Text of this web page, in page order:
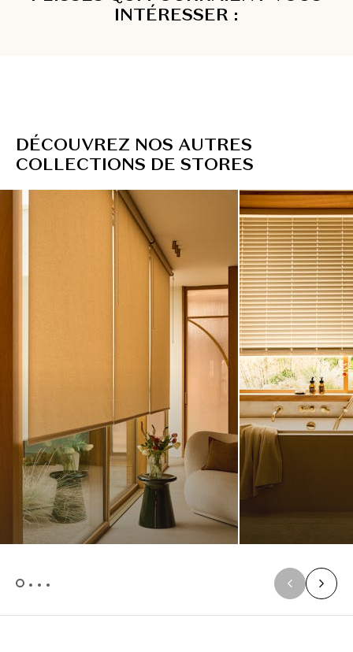
INTÉRESSER :
DÉCOUVREZ NOS AUTRES
COLLECTIONS DE STORES